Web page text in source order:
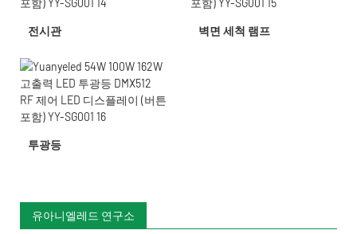
전시관 벽면 세척 램프
투광등
유아니엘레드 연구소